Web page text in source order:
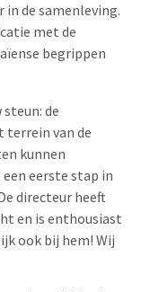
de samenleving.
met de
begrippen
de
van de
kunnen
eerste stap in
directeur heeft
en is enthousiast
ook bij hem! Wij